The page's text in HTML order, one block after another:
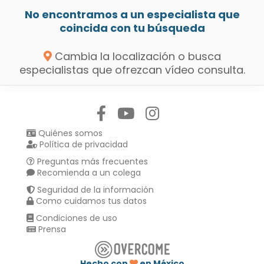
No encontramos a un especialista que
coincida con tu búsqueda
Cambia la localización o busca
especialistas que ofrezcan vídeo consulta.
Quiénes somos
Política de privacidad
Preguntas más frecuentes
Recomienda a un colega
Seguridad de la información
Como cuidamos tus datos
Condiciones de uso
Prensa